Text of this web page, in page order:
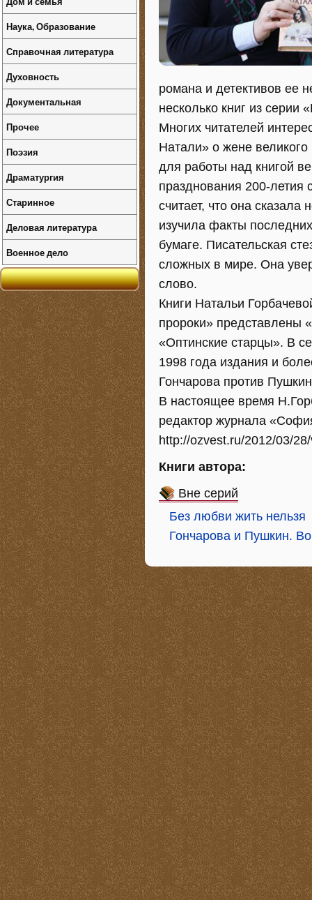
романа и детективов ее
несколько книг из серии
Многих читателей
Натали» о жене
для работы над книгой
празднования 200-летия
считает, что она
изучила факты
бумаге. Писательская
сложных в мире. Она
слово.
Книги Натальи
пророки» представлены
«Оптинские старцы». В
1998 года издания и
Гончарова против
В настоящее время
редактор журнала
http://ozvest.ru/2012/03/
Книги автора:
Вне серий
Без любви жить нельзя
Гончарова и Пушкин.
Наука, Образование
Справочная литература
Духовность
Документальная
Прочее
Поэзия
Драматургия
Старинное
Деловая литература
Военное дело